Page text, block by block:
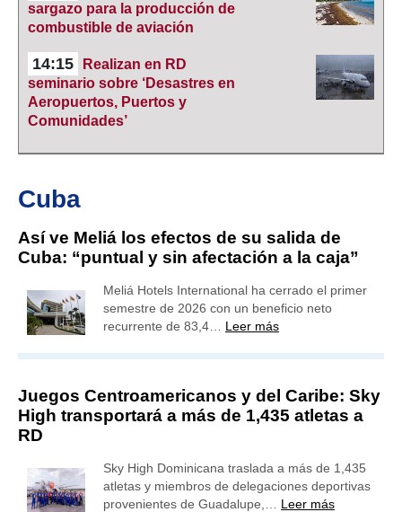
sargazo para la producción de
combustible de aviación
14:15
Realizan en RD
seminario sobre ‘Desastres en
Aeropuertos, Puertos y
Comunidades’
Cuba
Así ve Meliá los efectos de su salida de
Cuba: “puntual y sin afectación a la caja”
Meliá Hotels International ha cerrado el primer
semestre de 2026 con un beneficio neto
recurrente de 83,4… Leer más
Juegos Centroamericanos y del Caribe: Sky
High transportará a más de 1,435 atletas a
RD
Sky High Dominicana traslada a más de 1,435
atletas y miembros de delegaciones deportivas
provenientes de Guadalupe,… Leer más